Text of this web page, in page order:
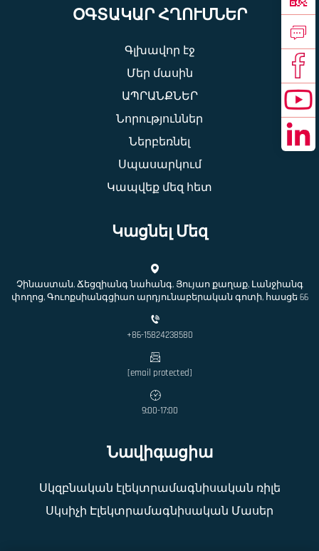
ՕԳՏԱԿԱՐ ՀՂՈՒՄՆԵՐ
Գլխավոր էջ
Մեր մասին
ԱՊՐԱՆՔՆԵՐ
Նորություններ
Ներբեռնել
Սպասարկում
Կապվեք մեզ հետ
Կացնել Մեզ
Չինաստան, Ճեցզիանգ նահանգ, Յույաո քաղաք, Լանջիանգ
փողոց, Գուոքսիանգցիաո արդյունաբերական գոտի, հասցե 66
+86-15824238580
[email protected]
9:00-17:00
Նավիգացիա
Սկզբնական էլեկտրամագնիսական ռիլե
Սկսիչի Էլեկտրամագնիսական Մասեր